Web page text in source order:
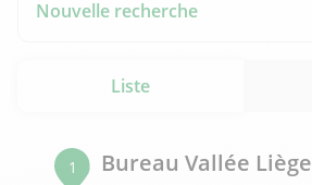
Nouvelle recherche
Liste
1 Bureau Vallée Liège